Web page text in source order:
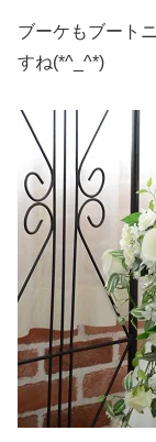
ブーケもブート
すね(*^_^*)